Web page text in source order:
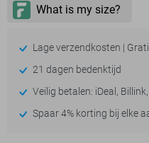
Lage verzendkosten |
21 dagen bedenktijd
Veilig betalen: iDeal,
Spaar 4% korting bij elke